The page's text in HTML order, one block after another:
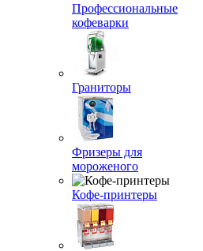
Профессиональные
кофеварки
Граниторы
Фризеры для
мороженого
Кофе-принтеры